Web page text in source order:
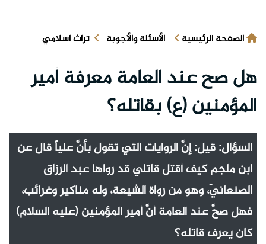
الصفحة الرئيسية الأسئلة والأجوبة تراث اسلامي
هل صح عند العامة معرفة أمير
المؤمنين (ع) بقاتله؟
السؤال: قيل: إنَّ الروايات التي تقول بأنَّ علياً قال عن
ابن ملجم كيف أقتل قاتلي قد رواها عبد الرزاق
الصنعانيّ، وهو من رواة الشيعة، وله مناكير وغرائب،
فهل صحَّ عند العامة أنَّ أمير المؤمنين (عليه السلام)
كان يعرف قاتله؟